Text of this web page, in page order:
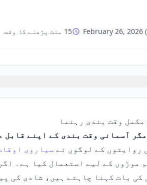
February 26, 2026 ( 15 منٹ پڑھنے کا وقت
وقت بندی رہنما
آسمانی وقت بندی کے اپنے قابل
روایتوں کے لوگوں نے سیاروی
موڑوں کے لیے استعمال کیا ہے۔
کی بات کہنا چاہتے ہیں، شادی کی